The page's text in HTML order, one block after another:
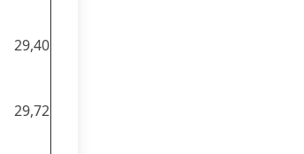
29,40
29,72